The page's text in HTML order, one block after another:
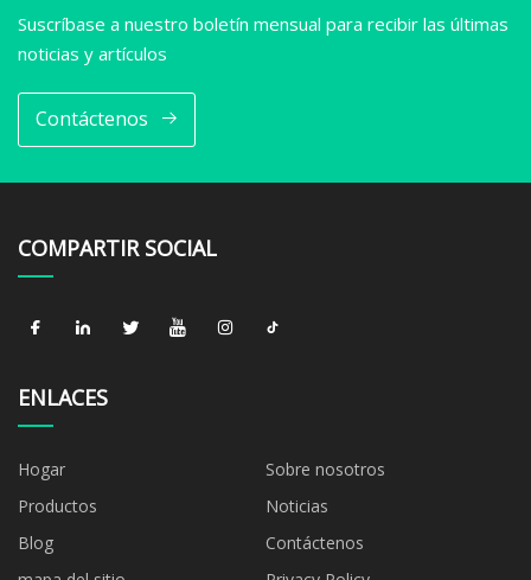
Suscríbase a nuestro boletín mensual para recibir las últimas
noticias y artículos
Contáctenos
COMPARTIR SOCIAL
ENLACES
Hogar
Sobre nosotros
Productos
Noticias
Blog
Contáctenos